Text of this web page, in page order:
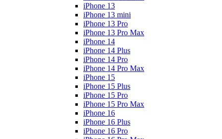
iPhone 13
iPhone 13 mini
iPhone 13 Pro
iPhone 13 Pro Max
iPhone 14
iPhone 14 Plus
iPhone 14 Pro
iPhone 14 Pro Max
iPhone 15
iPhone 15 Plus
iPhone 15 Pro
iPhone 15 Pro Max
iPhone 16
iPhone 16 Plus
iPhone 16 Pro